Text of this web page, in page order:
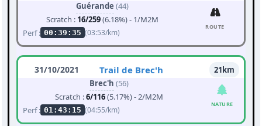
Guérande (44)
Scratch : 16/259(6.18%) - 1/M2M
Perf : 00:39:35 (03:53/km)
ROUTE
31/10/2021 Trail de Brec'h
21km
Brec'h (56)
Scratch :6/116(5.17%) - 2/M2M
Perf : 01:43:15 (04:55/km)
NATURE